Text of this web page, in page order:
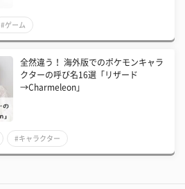
#ゲーム
全然違う！ 海外版でのポケモンキャラ
クターの呼び名16選「リザード
→Charmeleon」
#キャラクター